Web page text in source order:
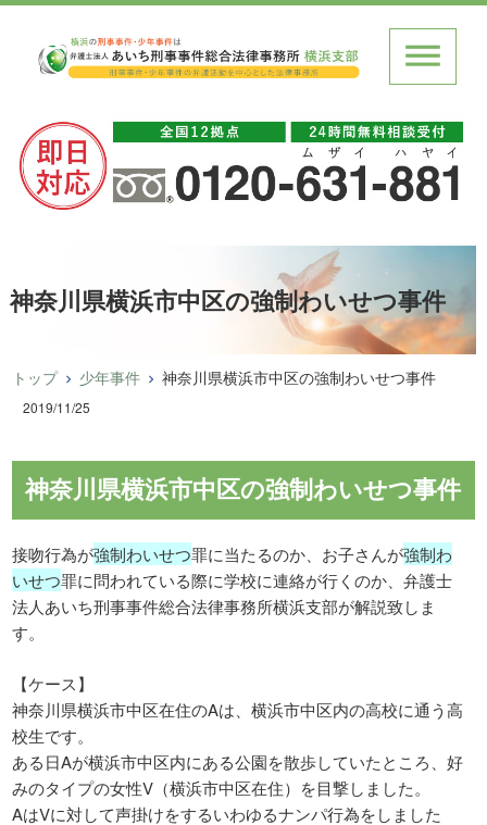
神奈川県横浜市中区の強制わいせつ事件
トップ 少年事件 神奈川県横浜市中区の強制わいせつ事件
2019/11/25
神奈川県横浜市中区の強制わいせつ事件
接吻行為が強制わいせつ罪に当たるのか、お子さんが強制わ
いせつ罪に問われている際に学校に連絡が行くのか、弁護士
法人あいち刑事事件総合法律事務所横浜支部が解説致しま
す。
【ケース】
神奈川県横浜市中区在住のAは、横浜市中区内の高校に通う高
校生です。
ある日Aが横浜市中区内にある公園を散歩していたところ、好
みのタイプの女性V（横浜市中区在住）を目撃しました。
AはVに対して声掛けをするいわゆるナンパ行為をしました